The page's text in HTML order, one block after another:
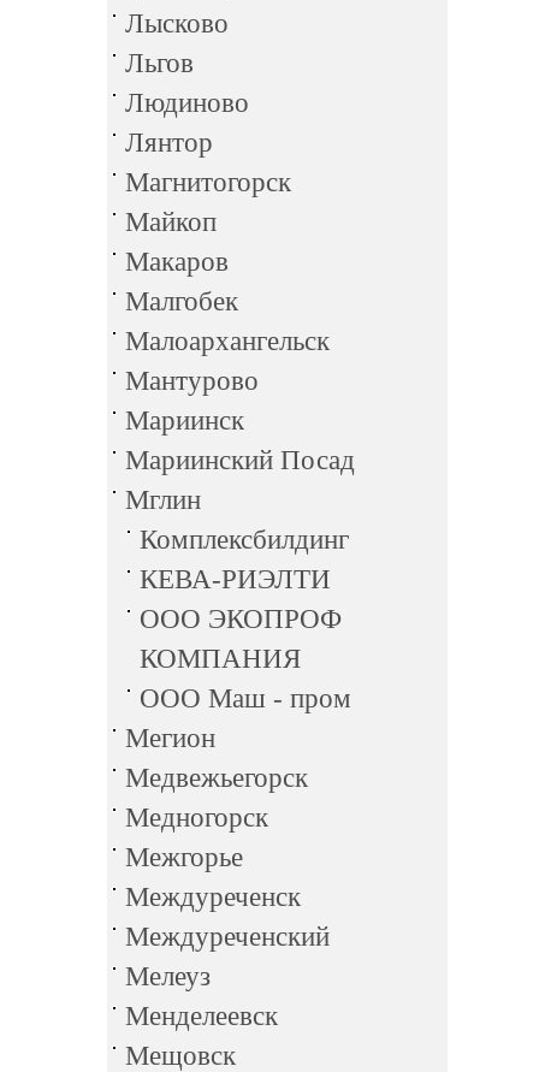
Лысково
Льгов
Людиново
Лянтор
Магнитогорск
Майкоп
Макаров
Малгобек
Малоархангельск
Мантурово
Мариинск
Мариинский Посад
Мглин
Комплексбилдинг
КЕВА-РИЭЛТИ
ООО ЭКОПРОФ
КОМПАНИЯ
ООО Маш - пром
Мегион
Медвежьегорск
Медногорск
Межгорье
Междуреченск
Междуреченский
Мелеуз
Менделеевск
Мещовск